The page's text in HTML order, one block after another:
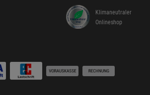
Klimaneutraler
Onlineshop